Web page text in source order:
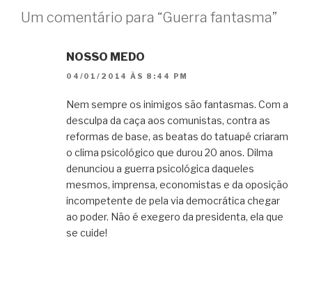
Um comentário para “Guerra fantasma”
NOSSO MEDO
04/01/2014 ÀS 8:44 PM
Nem sempre os inimigos são fantasmas. Com a
desculpa da caça aos comunistas, contra as
reformas de base, as beatas do tatuapé criaram
o clima psicológico que durou 20 anos. Dilma
denunciou a guerra psicológica daqueles
mesmos, imprensa, economistas e da oposição
incompetente de pela via democrática chegar
ao poder. Não é exegero da presidenta, ela que
se cuide!